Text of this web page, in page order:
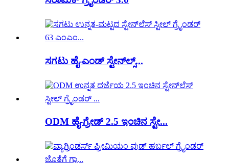
ಸಗಟು ಹೈ-ಎಂಡ್ ಸ್ಟೇನ್‌ಲ್ಸ್...
ODM ಹೈ-ಗ್ರೇಡ್ 2.5 ಇಂಚಿನ ಸ್ಟೇ...